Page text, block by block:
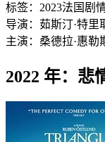
标签： 2023法国 剧
导演： 茹斯汀·特里
主演： 桑德拉·惠勒
2022 年：悲